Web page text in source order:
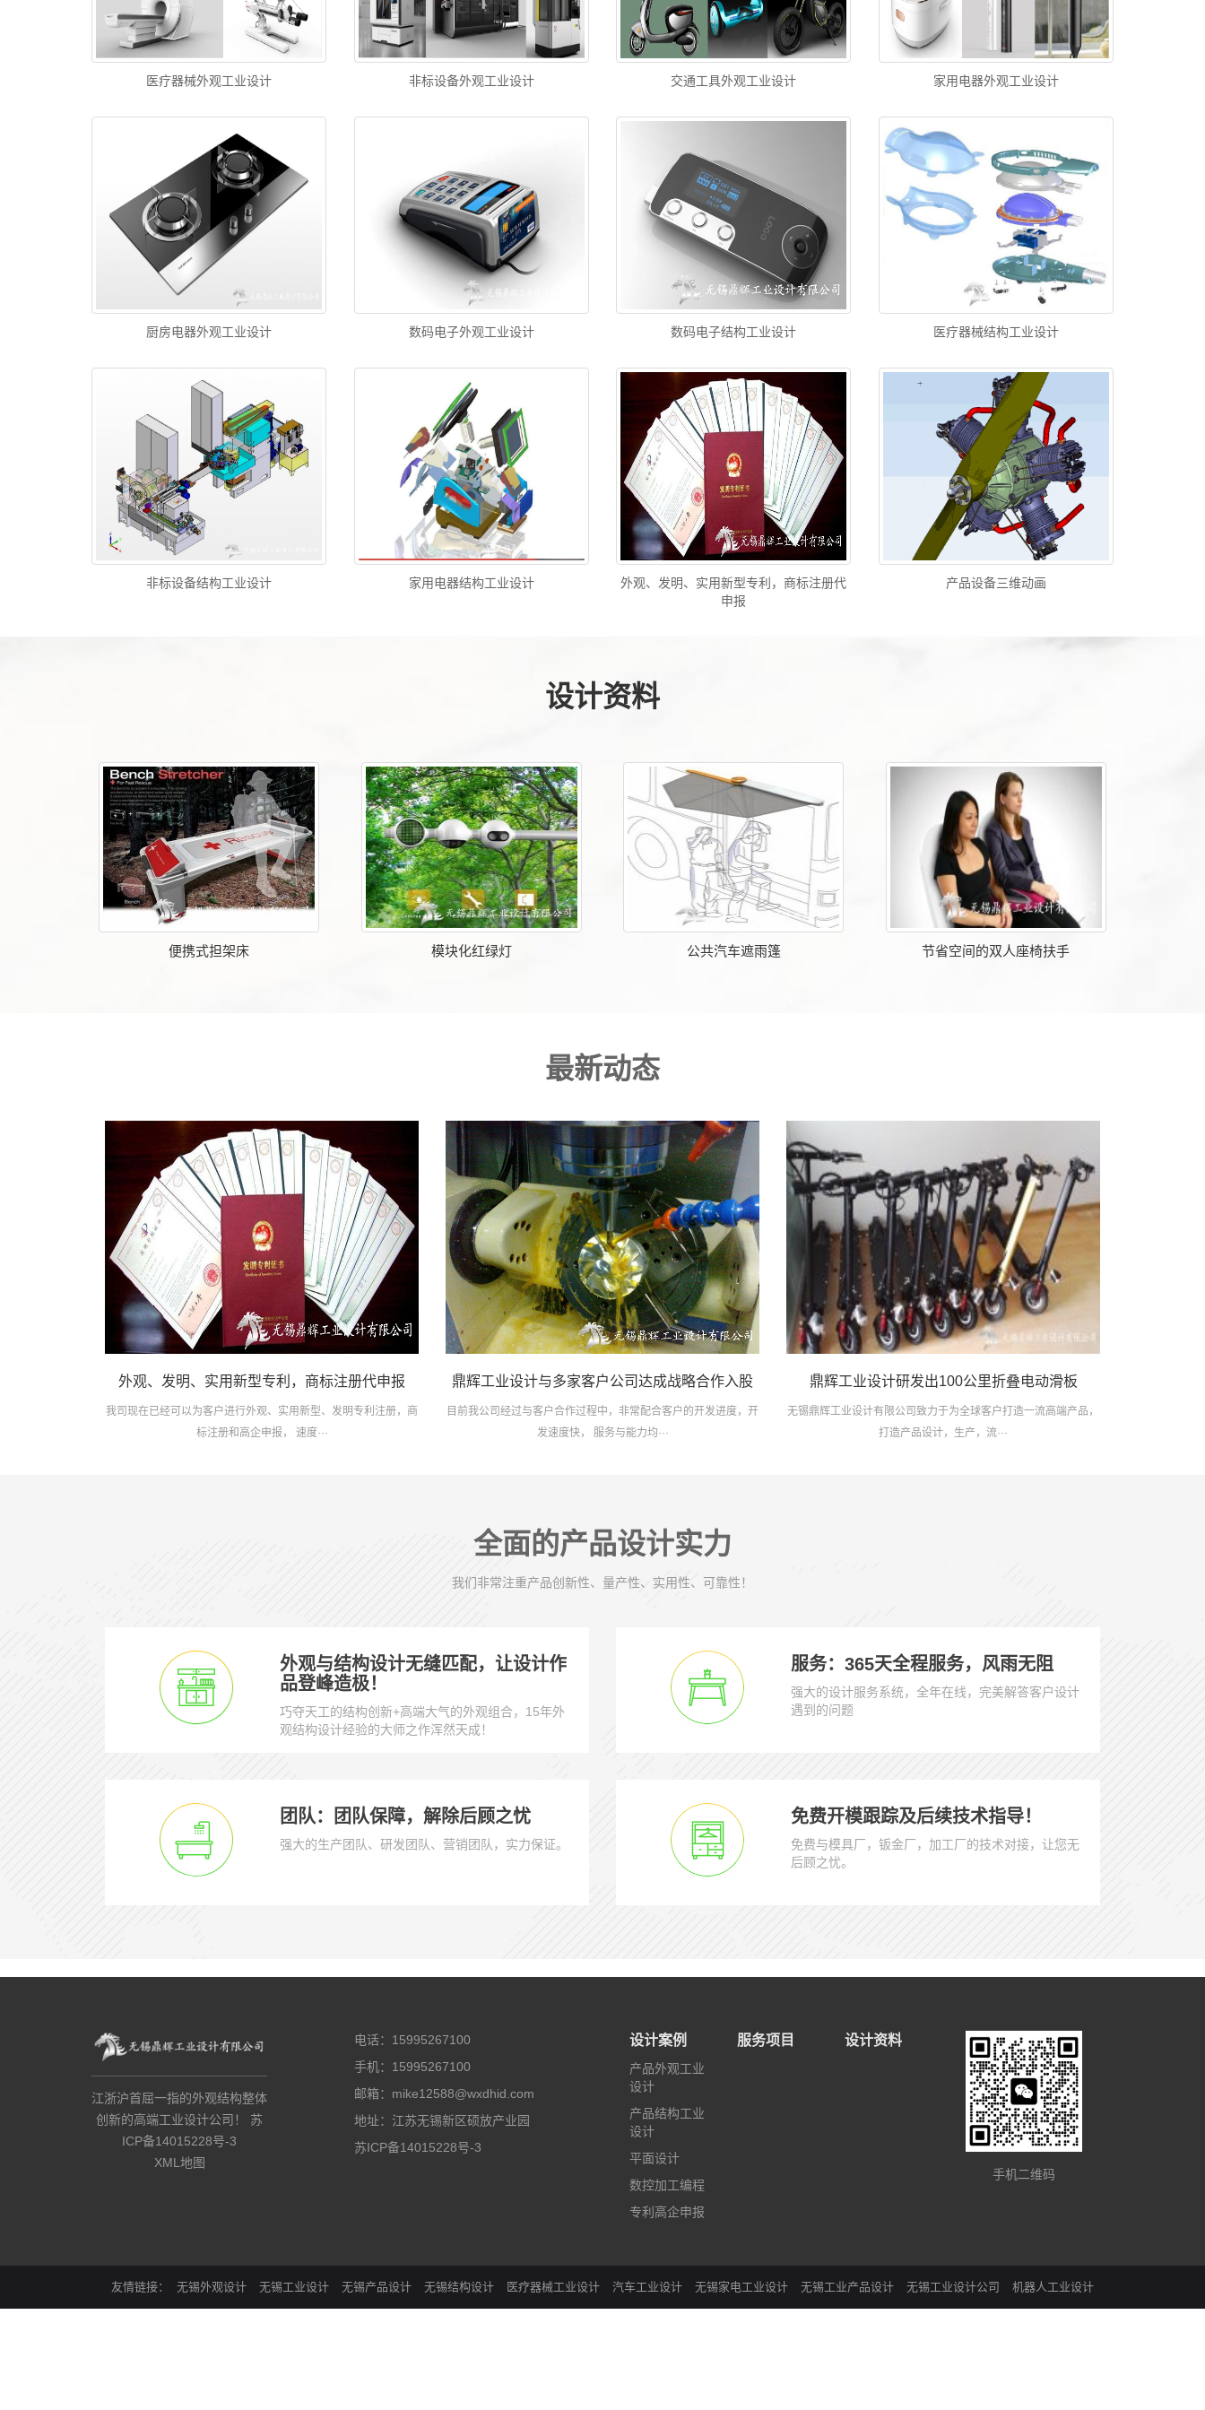
医疗器械外观工业设计 非标设备外观工业设计 交通工具外观工业设计 家用电器外观工业设计
厨房电器外观工业设计 数码电子外观工业设计 数码电子结构工业设计 医疗器械结构工业设计
非标设备结构工业设计 家用电器结构工业设计
外观、发明、实用新型专利，商标注册代
申报
产品设备三维动画
设计资料
便携式担架床 模块化红绿灯 公共汽车遮雨篷 节省空间的双人座椅扶手
最新动态
外观、发明、实用新型专利，商标注册代申报
我司现在已经可以为客户进行外观、实用新型、发明专利注册，商
标注册和高企申报， 速度···
鼎辉工业设计与多家客户公司达成战略合作入股
目前我公司经过与客户合作过程中，非常配合客户的开发进度，开
发速度快， 服务与能力均···
鼎辉工业设计研发出100公里折叠电动滑板
无锡鼎辉工业设计有限公司致力于为全球客户打造一流高端产品，
打造产品设计，生产，流···
全面的产品设计实力
我们非常注重产品创新性、量产性、实用性、可靠性！
外观与结构设计无缝匹配，让设计作
品登峰造极！
巧夺天工的结构创新+高端大气的外观组合，15年外
观结构设计经验的大师之作浑然天成！
服务：365天全程服务，风雨无阻
强大的设计服务系统，全年在线，完美解答客户设计
遇到的问题
团队：团队保障，解除后顾之忧
强大的生产团队、研发团队、营销团队，实力保证。
免费开模跟踪及后续技术指导！
免费与模具厂，钣金厂，加工厂的技术对接，让您无
后顾之忧。
江浙沪首屈一指的外观结构整体
创新的高端工业设计公司！ 苏
ICP备14015228号-3
XML地图
电话：15995267100
手机：15995267100
邮箱：mike12588@wxdhid.com
地址：江苏无锡新区硕放产业园
苏ICP备14015228号-3
设计案例
产品外观工业
设计
产品结构工业
设计
平面设计
数控加工编程
专利高企申报
服务项目 设计资料
手机二维码
友情链接 无锡外观设计 无锡工业设计 无锡产品设计 无锡结构设计 医疗器械工业设计 汽车工业设计 无锡家电工业设计 无锡工业产品设计 无锡工业设计公司 机器人工业设计